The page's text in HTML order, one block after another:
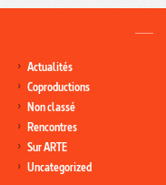
Actualités
Coproductions
Non classé
Rencontres
Sur ARTE
Uncategorized